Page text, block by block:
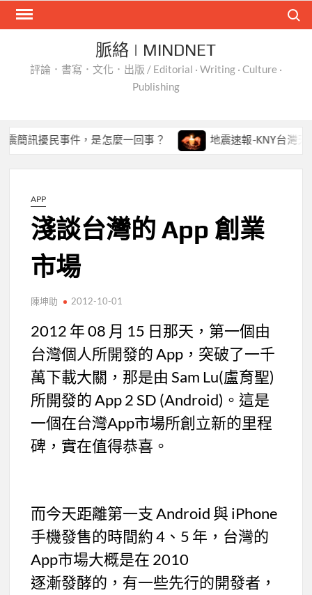
Skip
脈絡 | MINDNET
評論．書寫．文化．出版 / Editorial · Writing · Culture ·
Publishing
擾民事件，是怎麼一回事？ 地震速報-KNY台灣天氣
APP
淺談台灣的 App 創業
市場
陳坤助 2012-10-01
2012 年 08 月 15 日那天，第一個由
台灣個人所開發的 App，突破了一千
萬下載大關，那是由 Sam Lu(盧育聖)
所開發的 App 2 SD (Android)。這是
一個在台灣App市場所創立新的里程
碑，實在值得恭喜。
而今天距離第一支 Android 與 iPhone
手機發售的時間約 4、5 年，台灣的
App市場大概是在 2010
逐漸發酵的，有一些先行的開發者，